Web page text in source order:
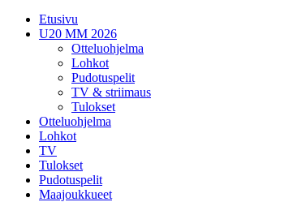
Etusivu
U20 MM 2026
Otteluohjelma
Lohkot
Pudotuspelit
TV & striimaus
Tulokset
Otteluohjelma
Lohkot
TV
Tulokset
Pudotuspelit
Maajoukkueet